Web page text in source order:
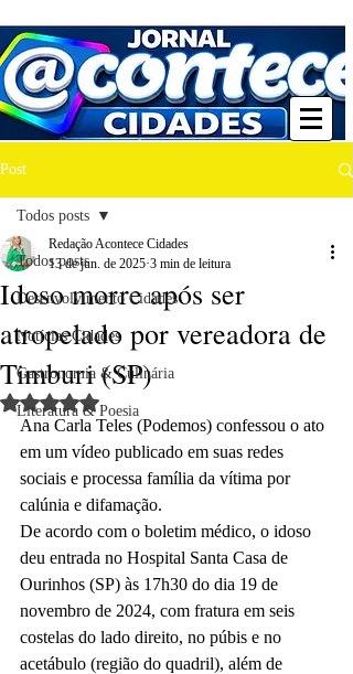
Post
Todos posts
Desenvolvimento Cidades
Notícias Cidades
Gastronomia & Culinária
Literatura & Poesia
Todos posts
Idoso morre após ser
atropelado por vereadora de
Timburi (SP)
Redação Acontece Cidades
13 de jun. de 2025 3 min de leitura
Avaliado com NaN de 5 estrelas.
Ana Carla Teles (Podemos) confessou o ato
em um vídeo publicado em suas redes
sociais e processa família da vítima por
calúnia e difamação.
De acordo com o boletim médico, o idoso
deu entrada no Hospital Santa Casa de
Ourinhos (SP) às 17h30 do dia 19 de
novembro de 2024, com fratura em seis
costelas do lado direito, no púbis e no
acetábulo (região do quadril), além de